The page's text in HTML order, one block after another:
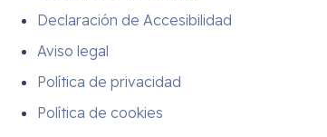
Declaración de Accesibilidad
Aviso legal
Política de privacidad
Política de cookies